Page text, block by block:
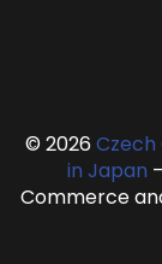
© 2026
in Japan
Commerce